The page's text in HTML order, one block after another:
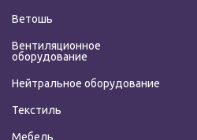
Ветошь
Вентиляционное
оборудование
Нейтральное оборудование
Текстиль
Мебель